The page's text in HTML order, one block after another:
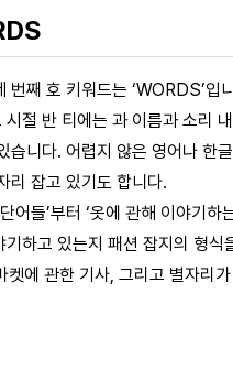
번째 호 키워드는 ‘WORDS’
절 반 티에는 과 이름과 소리
습니다. 어렵지 않은 영어나 한
리 잡고 있기도 합니다.
어들’부터 ‘옷에 관해 이야기
하고 있는지 패션 잡지의 형
켓에 관한 기사, 그리고 별자리